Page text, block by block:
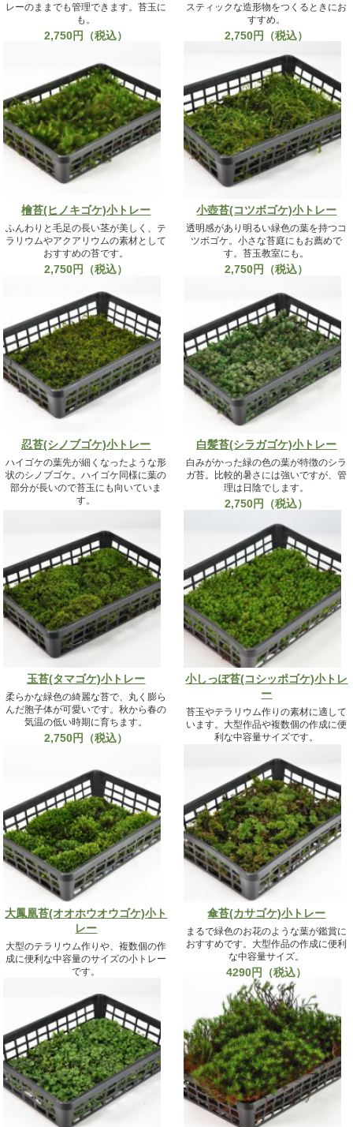
レーのままでも管理できます。苔玉に
も。
2,750円（税込）
スティックな造形物をつくるときにお
すすめ。
2,750円（税込）
檜苔(ヒノキゴケ)小トレー
ふんわりと毛足の長い茎が美しく、テ
ラリウムやアクアリウムの素材として
おすすめの苔です。
2,750円（税込）
小壺苔(コツボゴケ)小トレー
透明感があり明るい緑色の葉を持つコ
ツボゴケ。小さな苔庭にもお薦めで
す。苔玉教室にも。
2,750円（税込）
忍苔(シノブゴケ)小トレー
ハイゴケの葉先が細くなったような形
状のシノブゴケ。ハイゴケ同様に葉の
部分が長いので苔玉にも向いていま
す。
白髪苔(シラガゴケ)小トレー
白みがかった緑の色の葉が特徴のシラ
ガ苔。比較的暑さには強いですが、管
理は日陰でします。
2,750円（税込）
玉苔(タマゴケ)小トレー
柔らかな緑色の綺麗な苔で、丸く膨ら
んだ胞子体が可愛いです。秋から春の
気温の低い時期に育ちます。
2,750円（税込）
小しっぽ苔(コシッポゴケ)小トレ
ー
苔玉やテラリウム作りの素材に適して
います。大型作品や複数個の作成に便
利な中容量サイズです。
大鳳凰苔(オオホウオウゴケ)小ト
レー
大型のテラリウム作りや、複数個の作
成に便利な中容量のサイズの小トレー
です。
傘苔(カサゴケ)小トレー
まるで緑色のお花のような葉が鑑賞に
おすすめです。大型作品の作成に便利
な中容量サイズ。
4290円（税込）